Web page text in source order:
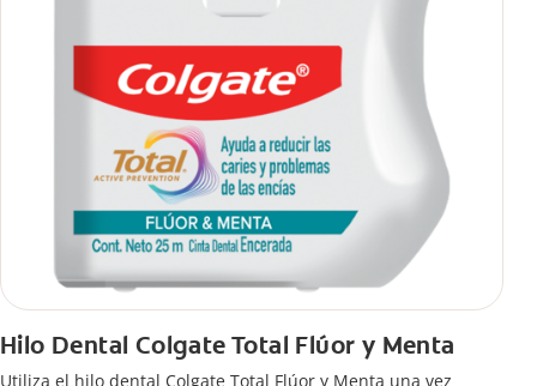
Hilo Dental Colgate Total Flúor y Menta
Utiliza el hilo dental Colgate Total Flúor y Menta una vez